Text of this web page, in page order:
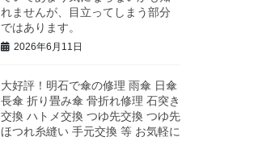
れませんが、目立ってしまう部分
ではあります。
2026年6月11日
大好評！明石で傘の修理 雨傘 日傘
長傘 折り畳み傘 骨折れ修理 石突き
交換 ハトメ交換 つゆ先交換 つゆ先
ほつれ糸縫い 手元交換 等 お気軽に